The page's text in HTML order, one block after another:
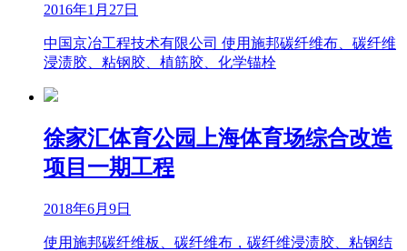
2016年1月27日
中国京冶工程技术有限公司 使用施邦碳纤维布、碳纤维
浸渍胶、粘钢胶、植筋胶、化学锚栓
徐家汇体育公园上海体育场综合改造
项目一期工程
2018年6月9日
使用施邦碳纤维板、碳纤维布，碳纤维浸渍胶、粘钢结